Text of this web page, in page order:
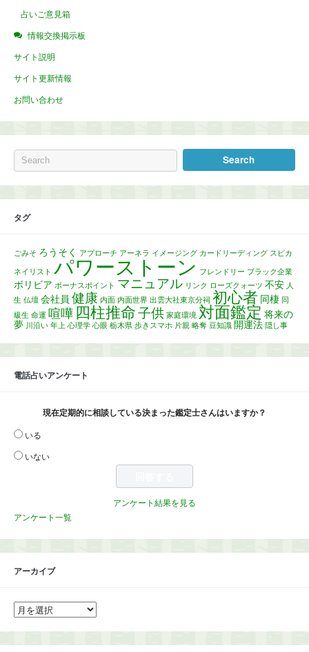
占いご意見箱
情報交換掲示板
サイト説明
サイト更新情報
お問い合わせ
タグ
ごみそ ろうそく アプローチ アーネラ イメージング カードリーディング スピカ
ネイリスト パワーストーン フレンドリー ブラック企業
ボリビア ボーナスポイント マニュアル リンク ローズクォーツ 不安 人
生 仏壇 会社員 健康 内面 内面世界 出雲大社東京分祠 初心者 同棲 同
級生 命運 喧嘩 四柱推命子供 家庭環境 対面鑑定 将来の
夢 川沿い 年上 心理学 心眼 栃木県 歩きスマホ 片親 略奪 豆知識 開運法 隠し事
電話占いアンケート
現在定期的に相談している決まった鑑定士さんはいますか？
いる
いない
アンケート結果を見る
アンケート一覧
アーカイブ
ア
ー
イ